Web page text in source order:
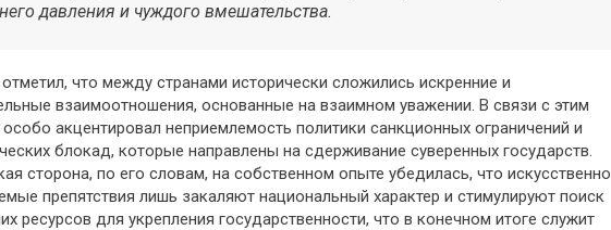
давления и чуждого вмешательства.
что между странами исторически сложились искренние и
взаимоотношения, основанные на взаимном уважении. В связи с этим
акцентировал неприемлемость политики санкционных ограничений и
блокад, которые направлены на сдерживание суверенных государств.
сторона, по его словам, на собственном опыте убедилась, что искусственно
препятствия лишь закаляют национальный характер и стимулируют поиск
ресурсов для укрепления государственности, что в конечном итоге служит